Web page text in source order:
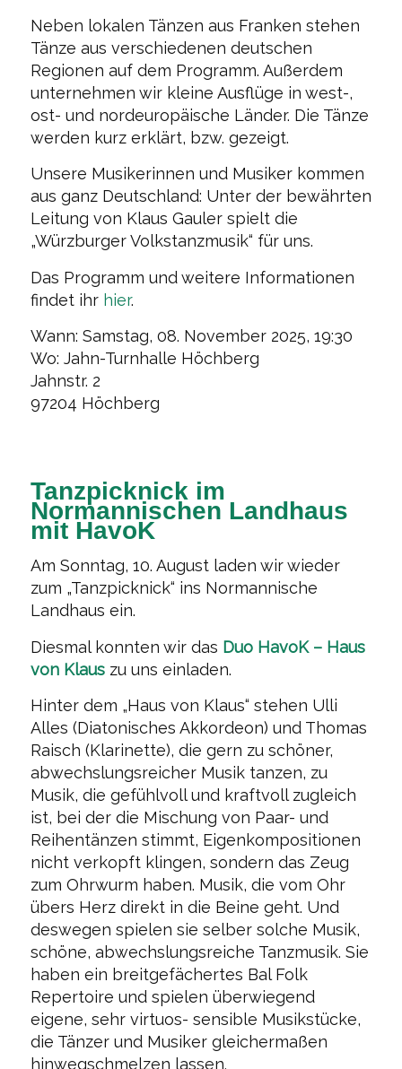
Neben lokalen Tänzen aus Franken stehen
Tänze aus verschiedenen deutschen
Regionen auf dem Programm. Außerdem
unternehmen wir kleine Ausflüge in west-,
ost- und nordeuropäische Länder. Die Tänze
werden kurz erklärt, bzw. gezeigt.
Unsere Musikerinnen und Musiker kommen
aus ganz Deutschland: Unter der bewährten
Leitung von Klaus Gauler spielt die
„Würzburger Volkstanzmusik“ für uns.
Das Programm und weitere Informationen
findet ihr hier.
Wann: Samstag, 08. November 2025, 19:30
Wo: Jahn-Turnhalle Höchberg
Jahnstr. 2
97204 Höchberg
Tanzpicknick im
Normannischen Landhaus
mit HavoK
Am Sonntag, 10. August laden wir wieder
zum „Tanzpicknick“ ins Normannische
Landhaus ein.
Diesmal konnten wir das Duo HavoK – Haus
von Klauszu uns einladen.
Hinter dem „Haus von Klaus“ stehen Ulli
Alles (Diatonisches Akkordeon) und Thomas
Raisch (Klarinette), die gern zu schöner,
abwechslungsreicher Musik tanzen, zu
Musik, die gefühlvoll und kraftvoll zugleich
ist, bei der die Mischung von Paar- und
Reihentänzen stimmt, Eigenkompositionen
nicht verkopft klingen, sondern das Zeug
zum Ohrwurm haben. Musik, die vom Ohr
übers Herz direkt in die Beine geht. Und
deswegen spielen sie selber solche Musik,
schöne, abwechslungsreiche Tanzmusik. Sie
haben ein breitgefächertes Bal Folk
Repertoire und spielen überwiegend
eigene, sehr virtuos- sensible Musikstücke,
die Tänzer und Musiker gleichermaßen
hinwegschmelzen lassen.